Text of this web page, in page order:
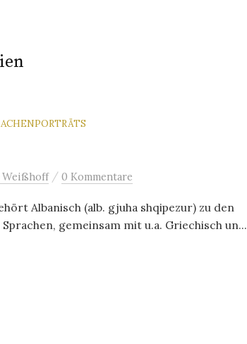
Weißhoff / 0 Kommentare
Albanisch (alb. gjuha shqipezur) zu den
gemeinsam mit u.a. Griechisch un...